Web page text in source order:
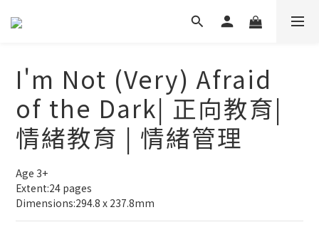
I'm Not (Very) Afraid
of the Dark| 正向教育|
情緒教育 | 情緒管理
Age 3+
Extent:24 pages
Dimensions:294.8 x 237.8mm